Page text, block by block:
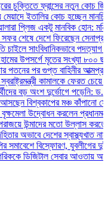
ফ্রান্সের নতুন কোচ জিদান
ইতালির কোচ হচ্ছেন মানচিনি
একটু মানবিক হোন: মনিরা মিঠু
দেশে ফিরেছেন সেনাপ্রধান
সাংবিধানিকভাবে পদত্যাগ করতে
মৃতের সংখ্যা ৮০০ ছাড়াল
পর গুপ্ত বাহিনীর আত্মপ্রকাশ:
কামালকে ফেরত চেয়ে দিল্লিকে
বড় অংশ দুর্ভোগে পড়েনি: ড. মাহ্‌দী
মঞ্চ কাঁপানো সেই সঞ্জয়
উদ্বোধন করলেন প্রধানমন্ত্রী
মতো উল্লাস করতে হয় না:
দেশের স্বাস্থ্যখাত নানা
বিস্ফোরণ, যুবলীগের দুই
সেবার আওতায় আনতে হবে: